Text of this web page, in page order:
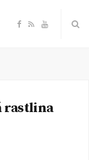
F
e
R Y
T
rastlina